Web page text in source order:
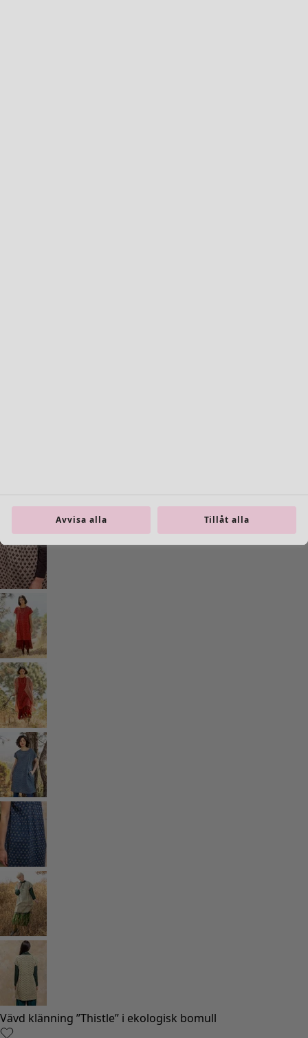
Inredning
Nyheter
All inredning
Gardiner
Kuddar & kuddfodral
Mattor
Frotté
Böcker
Tidigare favoriter
Rum
Badrum
Vardagsrum
Kök & matplats
Shoppa stilen
Klassisk och allmoge inredning
Avvisa alla Tillåt alla